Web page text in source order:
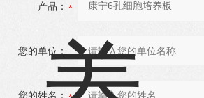
产品：
您的单位：
您的姓名：